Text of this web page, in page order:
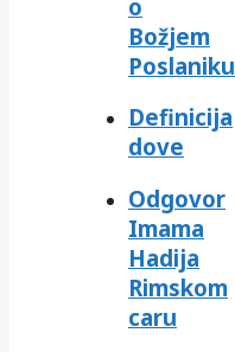
o
Božjem
Poslaniku
Definicija
dove
Odgovor
Imama
Hadija
Rimskom
caru